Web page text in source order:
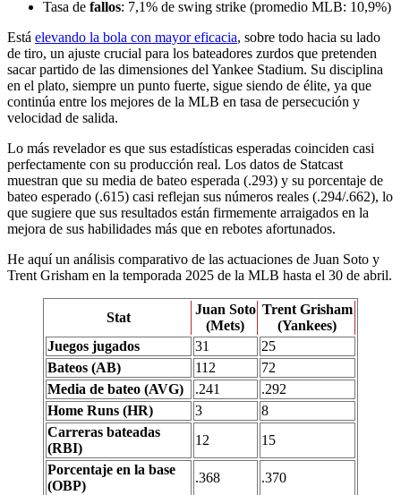
Tasa de fallos: 7,1% de swing strike (promedio MLB: 10,9%)
Está elevando la bola con mayor eficacia, sobre todo hacia su lado
de tiro, un ajuste crucial para los bateadores zurdos que pretenden
sacar partido de las dimensiones del Yankee Stadium. Su disciplina
en el plato, siempre un punto fuerte, sigue siendo de élite, ya que
continúa entre los mejores de la MLB en tasa de persecución y
velocidad de salida.
Lo más revelador es que sus estadísticas esperadas coinciden casi
perfectamente con su producción real. Los datos de Statcast
muestran que su media de bateo esperada (.293) y su porcentaje de
bateo esperado (.615) casi reflejan sus números reales (.294/.662), lo
que sugiere que sus resultados están firmemente arraigados en la
mejora de sus habilidades más que en rebotes afortunados.
He aquí un análisis comparativo de las actuaciones de Juan Soto y
Trent Grisham en la temporada 2025 de la MLB hasta el 30 de abril.
Stat
Juan Soto
(Mets)
Trent Grisham
(Yankees)
Juegos jugados
31
25
Bateos (AB)
112
72
Media de bateo (AVG)
.241
.292
Home Runs (HR)
3
8
Carreras bateadas
(RBI)
12
15
Porcentaje en la base
(OBP)
.368
.370